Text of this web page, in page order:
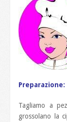
Preparazione:
Tagliamo a
grossolano la